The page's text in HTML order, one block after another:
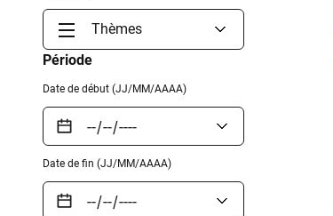
Thèmes
Période
Date de début (JJ/MM/AAAA)
Date de fin (JJ/MM/AAAA)